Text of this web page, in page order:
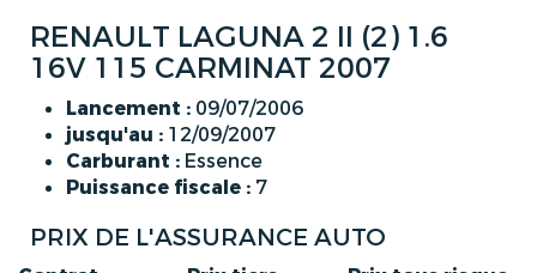
RENAULT LAGUNA 2 II (2) 1.6
16V 115 CARMINAT 2007
Lancement : 09/07/2006
jusqu'au : 12/09/2007
Carburant : Essence
Puissance fiscale : 7
PRIX DE L'ASSURANCE AUTO